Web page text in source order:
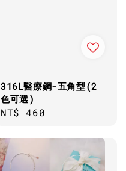
316L醫療鋼-五角型(2
色可選)
Regular
NT$ 460